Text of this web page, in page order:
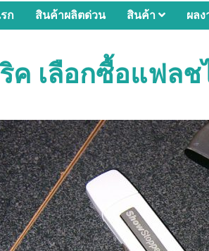
ก สินค้าผลิตด่วน สินค้า ผล
ค เลือกซื้อแฟล